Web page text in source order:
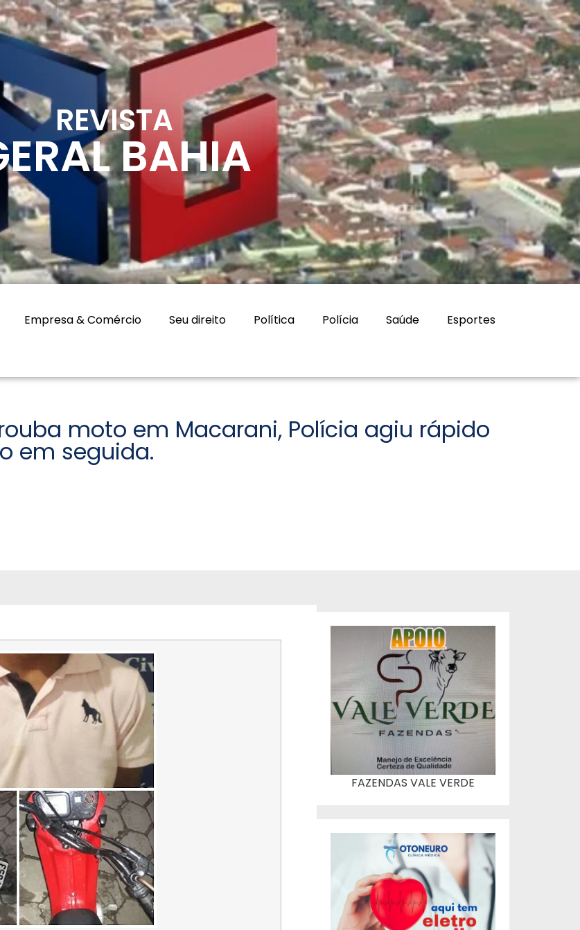
REVISTA
BAHIA
Empresa & Comércio Seu direito Política Polícia Saúde Esportes
rouba moto em Macarani, Polícia agiu rápido
em seguida.
FAZENDAS VALE VERDE